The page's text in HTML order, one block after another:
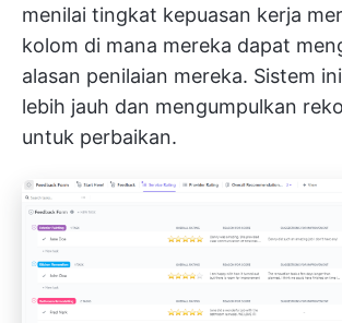
menilai tingkat kepuasan kerja
kolom di mana mereka dapat
alasan penilaian mereka. Sistem
lebih jauh dan mengumpulkan
untuk perbaikan.